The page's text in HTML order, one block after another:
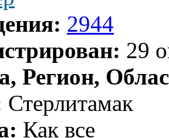
2944
29
Регион,
Стерлитамак
Как все